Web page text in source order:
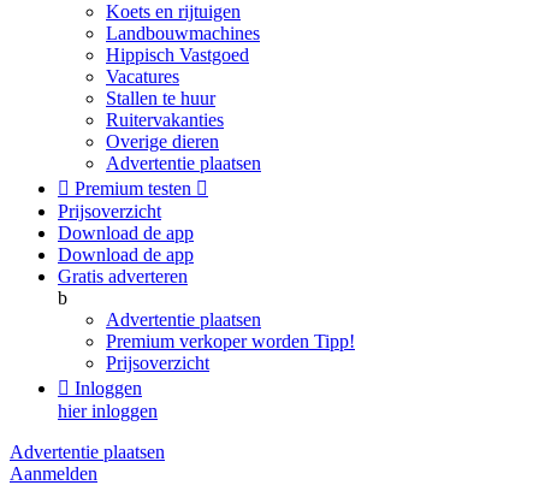
Koets en rijtuigen
Landbouwmachines
Hippisch Vastgoed
Vacatures
Stallen te huur
Ruitervakanties
Overige dieren
Advertentie plaatsen
 Premium testen 
Prijsoverzicht
Download de app
Download de app
Gratis adverteren
b
Advertentie plaatsen
Premium verkoper worden Tipp!
Prijsoverzicht
 Inloggen
hier inloggen
Advertentie plaatsen
Aanmelden